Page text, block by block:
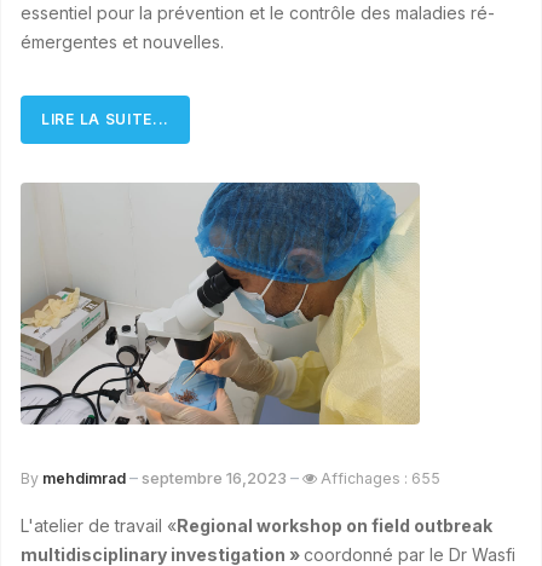
essentiel pour la prévention et le contrôle des maladies ré-
émergentes et nouvelles.
LIRE LA SUITE...
By mehdimrad septembre 16,2023 Affichages : 655
L'atelier de travail «Regional workshop on field outbreak
multidisciplinary investigation »coordonné par le Dr Wasfi